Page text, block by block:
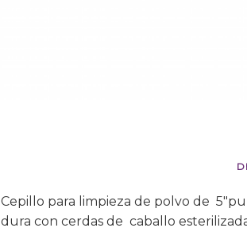
Cepillo para limpieza de polvo de
dura con cerdas de caballo